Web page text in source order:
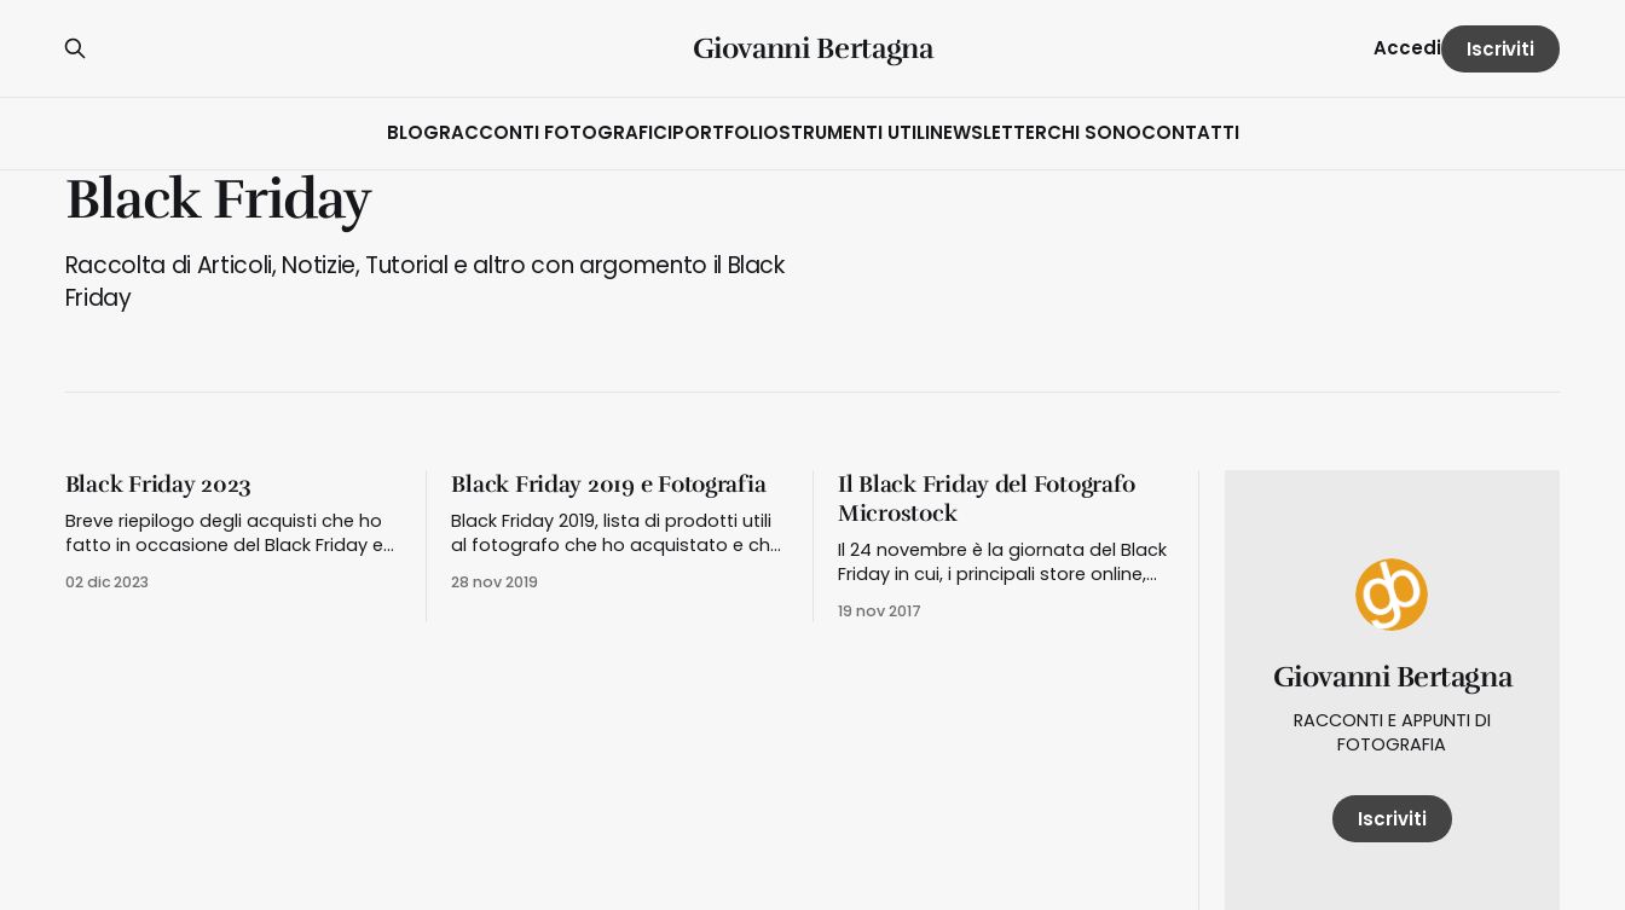
Giovanni Bertagna
BLOGRACCONTI FOTOGRAFICIPORTFOLIOSTRUMENTI UTILINEWSLETTERCHI SONOCONTATTI
Accedi Iscriviti
Black Friday
Raccolta di Articoli, Notizie, Tutorial e altro con argomento il Black
Friday
Black Friday 2023
Breve riepilogo degli acquisti che ho
fatto in occasione del Black Friday e
acquistato?
02 dic 2023
Black Friday 2019 e Fotografia
Black Friday 2019, lista di prodotti utili
al fotografo che ho acquistato e che
Anche quest’anno siamo giunti al
28 nov 2019
Il Black Friday del Fotografo
Microstock
Il 24 novembre è la giornata del Black
Friday in cui, i principali store online,
prodotti in vendita
19 nov 2017
Giovanni Bertagna
RACCONTI E APPUNTI DI
FOTOGRAFIA
Iscriviti